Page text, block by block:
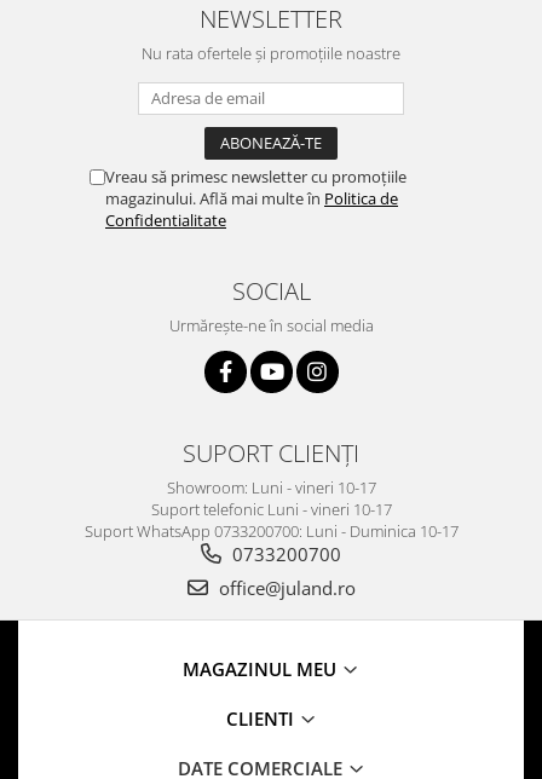
NEWSLETTER
Nu rata ofertele și promoțiile noastre
Vreau să primesc newsletter cu promoțiile
magazinului. Află mai multe în Politica de
Confidentialitate
SOCIAL
Urmărește-ne în social media
SUPORT CLIENȚI
Showroom: Luni - vineri 10-17
Suport telefonic Luni - vineri 10-17
Suport WhatsApp 0733200700: Luni - Duminica 10-17
0733200700
office@juland.ro
MAGAZINUL MEU
CLIENTI
DATE COMERCIALE